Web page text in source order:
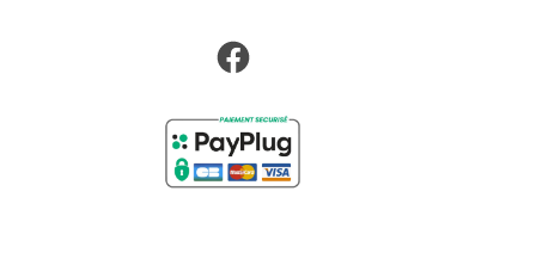
Facebook